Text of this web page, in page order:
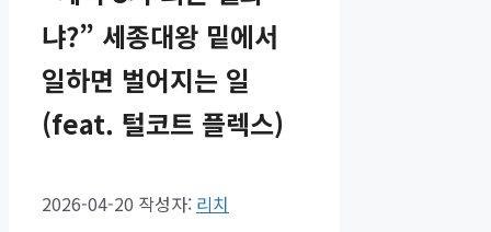
냐?” 세종대왕 밑에서
일하면 벌어지는 일
(feat. 털코트 플렉스)
2026-04-20 작성자: 리치